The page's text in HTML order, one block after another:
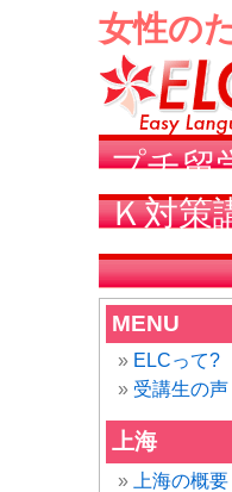
女性の
プチ留
Ｋ対策
MENU
ELCって?
受講生の声
上海
上海の概要